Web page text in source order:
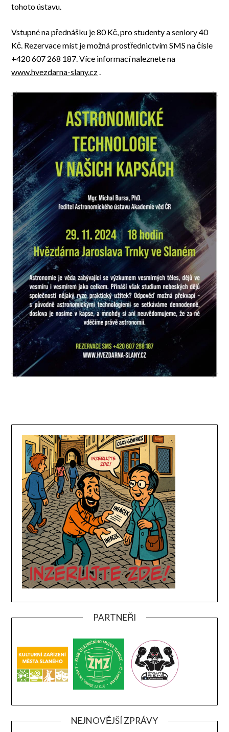
tohoto ústavu.
Vstupné na přednášku je 80 Kč, pro studenty a seniory 40
Kč. Rezervace míst je možná prostřednictvím SMS na čísle
+420 607 268 187. Více informací naleznete na
www.hvezdarna-slany.cz.
PARTNEŘI
NEJNOVĚJŠÍ ZPRÁVY